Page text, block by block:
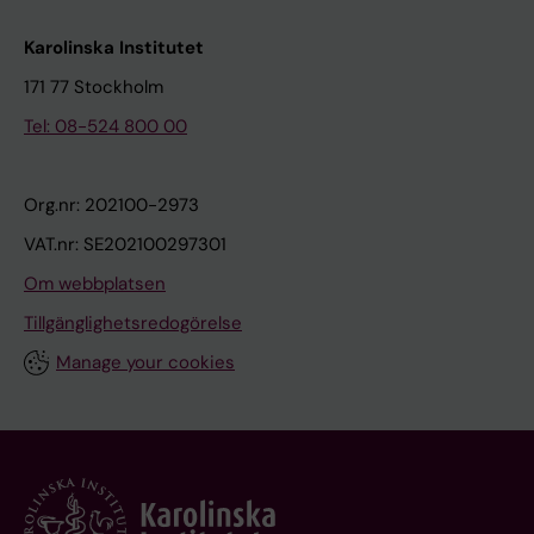
Karolinska Institutet
171 77 Stockholm
Tel: 08-524 800 00
Org.nr: 202100-2973
VAT.nr: SE202100297301
Om webbplatsen
Tillgänglighetsredogörelse
Manage your cookies